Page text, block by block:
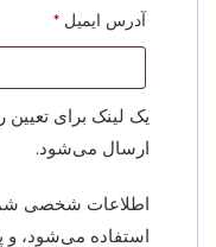
آدرس ایمیل *الزامی
یک لینک برای
ارسال می‌شود.
اطلاعات شخصی
استفاده می‌شود، و